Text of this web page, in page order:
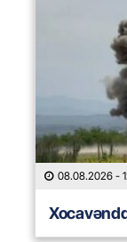
08.08.2026 -